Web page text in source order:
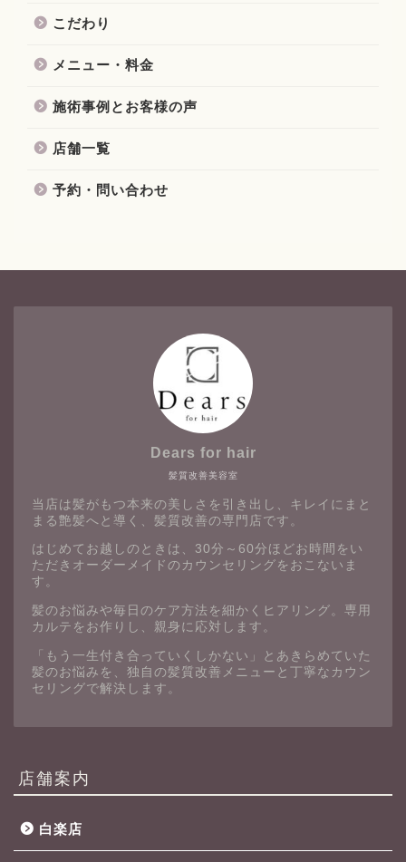
こだわり
メニュー・料金
施術事例とお客様の声
店舗一覧
予約・問い合わせ
髪質改善美容室
Dears for hair
当店は髪がもつ本来の美しさを引き出し、キレイにまと
まる艶髪へと導く、髪質改善の専門店です。
はじめてお越しのときは、30分～60分ほどお時間をい
ただきオーダーメイドのカウンセリングをおこないま
す。
髪のお悩みや毎日のケア方法を細かくヒアリング。専用
カルテをお作りし、親身に応対します。
「もう一生付き合っていくしかない」とあきらめていた
髪のお悩みを、独自の髪質改善メニューと丁寧なカウン
セリングで解決します。
店舗案内
白楽店